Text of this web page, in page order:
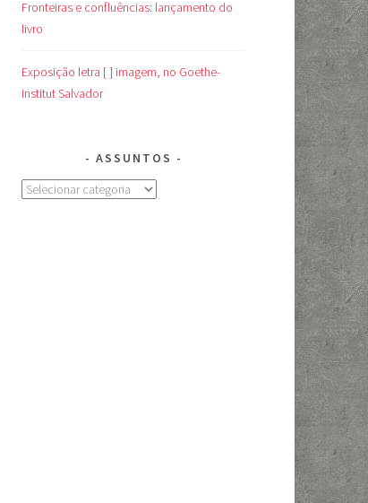
Fronteiras e confluências: lançamento do
livro
Exposição letra [ ] imagem, no Goethe-
Institut Salvador
ASSUNTOS
Assuntos